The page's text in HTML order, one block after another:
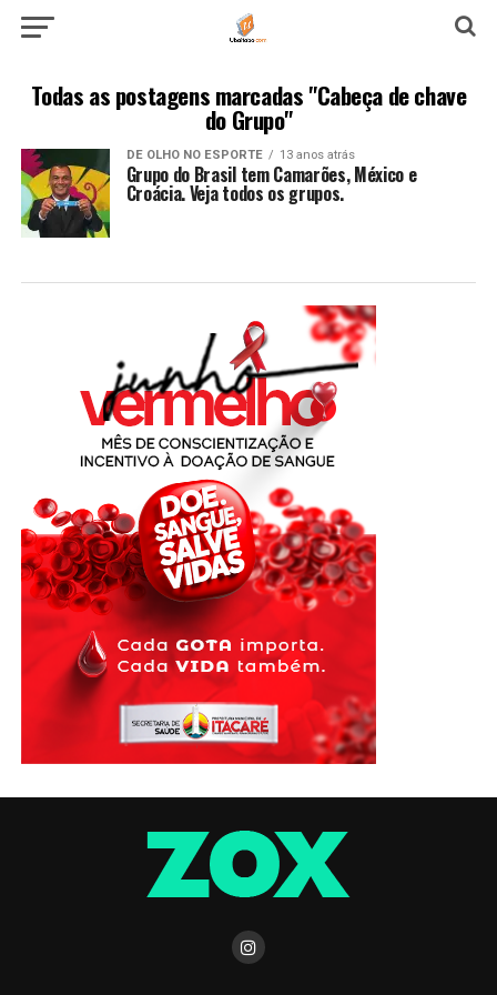
Todas as postagens marcadas "Cabeça de chave
do Grupo"
DE OLHO NO ESPORTE 13 anos atrás
Grupo do Brasil tem Camarões, México e
Croácia. Veja todos os grupos.